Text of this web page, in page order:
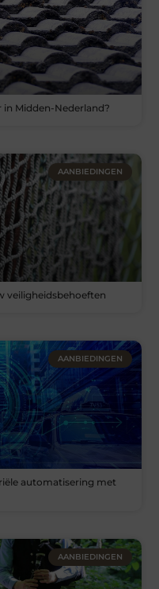
in Midden-Nederland?
AANBIEDINGEN
veiligheidsbehoeften
AANBIEDINGEN
automatisering met
AANBIEDINGEN